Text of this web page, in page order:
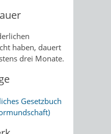
haben, dauert
drei Monate.
Gesetzbuch